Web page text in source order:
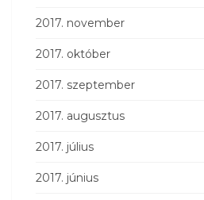
2017. november
2017. október
2017. szeptember
2017. augusztus
2017. július
2017. június